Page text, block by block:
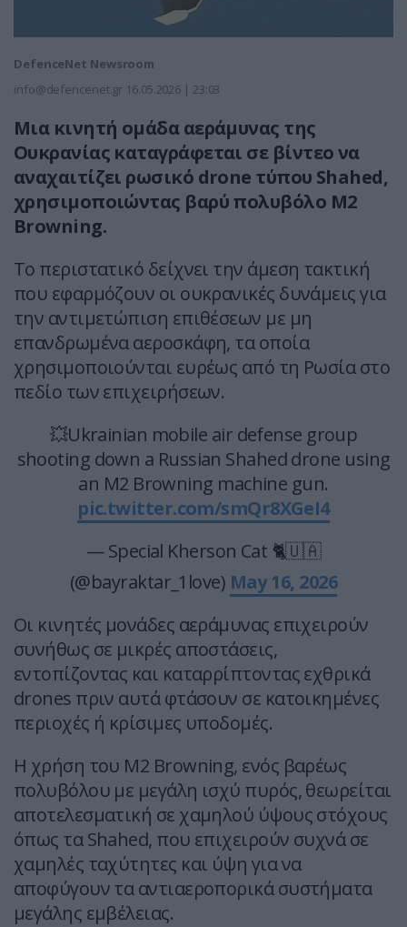
DefenceNet Newsroom
info@defencenet.gr 16.05.2026 | 23:03
Μια κινητή ομάδα αεράμυνας της
Ουκρανίας καταγράφεται σε βίντεο να
αναχαιτίζει ρωσικό drone τύπου Shahed,
χρησιμοποιώντας βαρύ πολυβόλο M2
Browning.
Το περιστατικό δείχνει την άμεση τακτική
που εφαρμόζουν οι ουκρανικές δυνάμεις για
την αντιμετώπιση επιθέσεων με μη
επανδρωμένα αεροσκάφη, τα οποία
χρησιμοποιούνται ευρέως από τη Ρωσία στο
πεδίο των επιχειρήσεων.
💥Ukrainian mobile air defense group
shooting down a Russian Shahed drone using
an M2 Browning machine gun.
pic.twitter.com/smQr8XGeI4
— Special Kherson Cat 🐈🇺🇦
(@bayraktar_1love) May 16, 2026
Οι κινητές μονάδες αεράμυνας επιχειρούν
συνήθως σε μικρές αποστάσεις,
εντοπίζοντας και καταρρίπτοντας εχθρικά
drones πριν αυτά φτάσουν σε κατοικημένες
περιοχές ή κρίσιμες υποδομές.
Η χρήση του M2 Browning, ενός βαρέως
πολυβόλου με μεγάλη ισχύ πυρός, θεωρείται
αποτελεσματική σε χαμηλού ύψους στόχους
όπως τα Shahed, που επιχειρούν συχνά σε
χαμηλές ταχύτητες και ύψη για να
αποφύγουν τα αντιαεροπορικά συστήματα
μεγάλης εμβέλειας.